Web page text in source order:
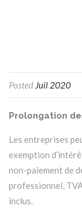
Posted Juil 2020
Prolongation
Les entreprises
exemption
non-paiement de
professionnel,
inclus.